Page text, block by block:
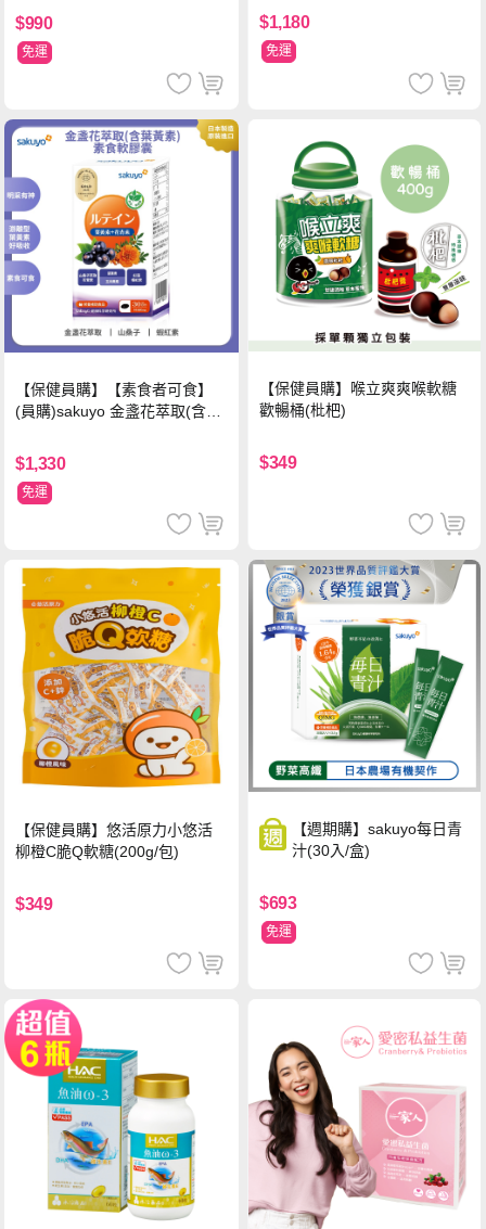
$990
免運
$1,180
免運
【保健員購】【素食者可食】
(員購)sakuyo 金盞花萃取(含葉
瓶)
$1,330
免運
【保健員購】喉立爽爽喉軟糖
歡暢桶(枇杷)
$349
【保健員購】悠活原力小悠活
柳橙C脆Q軟糖(200g/包)
$349
【週期購】sakuyo每日青
汁(30入/盒)
$693
免運